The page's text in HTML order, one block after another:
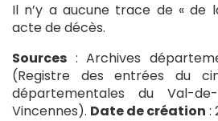
Il n’y a aucune trace de « de
acte de décès.
Sources : Archives
(Registre des entrées du
départementales du Val-
Vincennes). Date de création :